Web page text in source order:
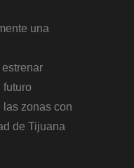
una
futuro
las zonas con
de Tijuana